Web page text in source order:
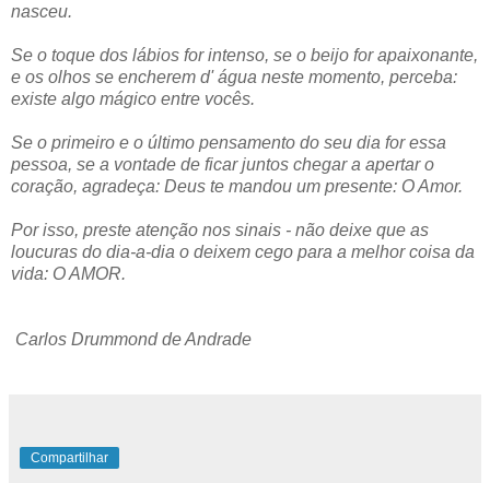
nasceu.
Se o toque dos lábios for intenso, se o beijo for apaixonante,
e os olhos se encherem d' água neste momento, perceba:
existe algo mágico entre vocês.
Se o primeiro e o último pensamento do seu dia for essa
pessoa, se a vontade de ficar juntos chegar a apertar o
coração, agradeça: Deus te mandou um presente: O Amor.
Por isso, preste atenção nos sinais - não deixe que as
loucuras do dia-a-dia o deixem cego para a melhor coisa da
vida: O AMOR.
Carlos Drummond de Andrade
Compartilhar